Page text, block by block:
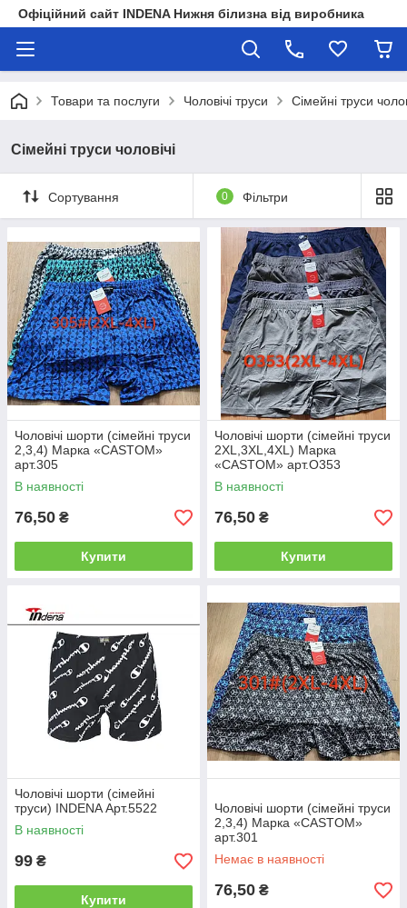
Офіційний сайт INDENA Нижня білизна від виробника
Товари та послуги Чоловічі труси Сімейні труси
Сімейні труси чоловічі
Сортування 0 Фільтри
Чоловічі шорти (сімейні труси
2,3,4) Марка «CASTOM»
арт.305
В наявності
76,50 ₴
Купити
Чоловічі шорти (сімейні труси
2XL,3XL,4XL) Марка
«CASTOM» арт.O353
В наявності
76,50 ₴
Купити
Чоловічі шорти (сімейні
труси) INDENA Арт.5522
В наявності
99 ₴
Купити
Чоловічі шорти (сімейні труси
2,3,4) Марка «CASTOM»
арт.301
Немає в наявності
76,50 ₴